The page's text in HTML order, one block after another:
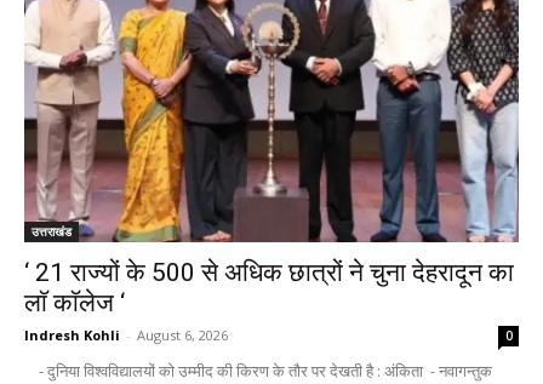
उत्तराखंड
‘ 21 राज्यों के 500 से अधिक छात्रों ने चुना देहरादून का
लाॅ काॅलेज ‘
Indresh Kohli - August 6, 2026 0
- दुनिया विश्वविद्यालयों को उम्मीद की किरण के तौर पर देखती है : अंकिता - नवागन्तुक